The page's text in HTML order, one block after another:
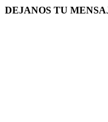
DEJANOS TU